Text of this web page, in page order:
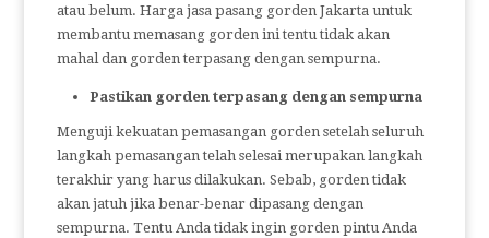
atau belum. Harga jasa pasang gorden Jakarta untuk
membantu memasang gorden ini tentu tidak akan
mahal dan gorden terpasang dengan sempurna.
Pastikan gorden terpasang dengan sempurna
Menguji kekuatan pemasangan gorden setelah seluruh
langkah pemasangan telah selesai merupakan langkah
terakhir yang harus dilakukan. Sebab, gorden tidak
akan jatuh jika benar-benar dipasang dengan
sempurna. Tentu Anda tidak ingin gorden pintu Anda